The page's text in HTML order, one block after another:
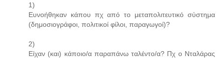
1)
Ευνοήθηκαν κάπου πχ από το μεταπολιτευτικό σύστημα
(δημοσιογράφοι, πολιτικοί φίλοι, παραγωγοί)?
2)
Είχαν (και) κάποιο/α παραπάνω ταλέντο/α? Πχ ο Νταλάρας